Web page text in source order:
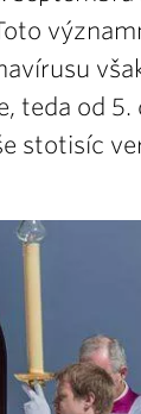
teda od 5.
stotisíc